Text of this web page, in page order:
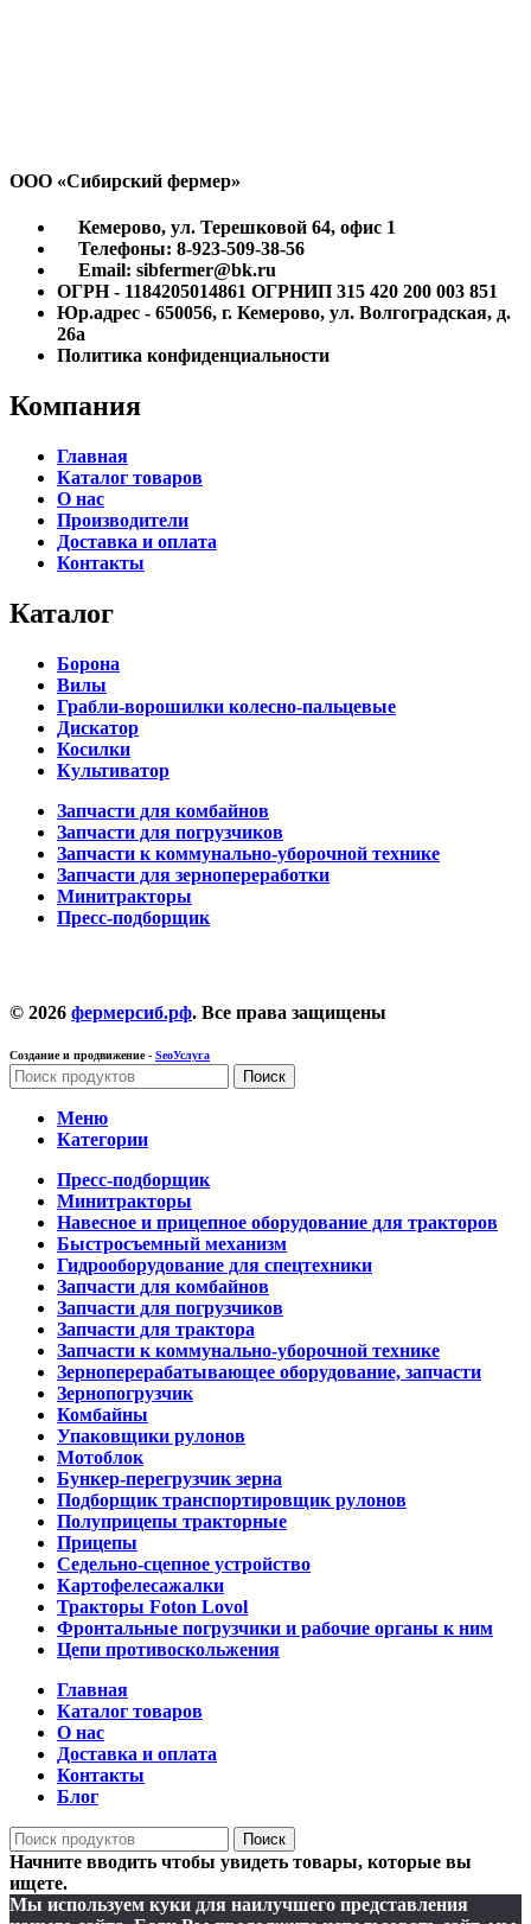
ООО «Сибирский фермер»
Кемерово, ул. Терешковой 64, офис 1
Телефоны: 8-923-509-38-56
Email: sibfermer@bk.ru
ОГРН - 1184205014861 ОГРНИП 315 420 200 003 851
Юр.адрес - 650056, г. Кемерово, ул. Волгоградская, д.
26а
Политика конфиденциальности
Компания
Главная
Каталог товаров
О нас
Производители
Доставка и оплата
Контакты
Каталог
Борона
Вилы
Грабли-ворошилки колесно-пальцевые
Дискатор
Косилки
Культиватор
Запчасти для комбайнов
Запчасти для погрузчиков
Запчасти к коммунально-уборочной технике
Запчасти для зернопереработки
Минитракторы
Пресс-подборщик
© 2026 фермерсиб.рф. Все права защищены
Создание и продвижение - SeoУслуга
Поиск
Меню
Категории
Пресс-подборщик
Минитракторы
Навесное и прицепное оборудование для тракторов
Быстросъемный механизм
Гидрооборудование для спецтехники
Запчасти для комбайнов
Запчасти для погрузчиков
Запчасти для трактора
Запчасти к коммунально-уборочной технике
Зерноперерабатывающее оборудование, запчасти
Зернопогрузчик
Комбайны
Упаковщики рулонов
Мотоблок
Бункер-перегрузчик зерна
Подборщик транспортировщик рулонов
Полуприцепы тракторные
Прицепы
Седельно-сцепное устройство
Картофелесажалки
Тракторы Foton Lovol
Фронтальные погрузчики и рабочие органы к ним
Цепи противоскольжения
Главная
Каталог товаров
О нас
Доставка и оплата
Контакты
Блог
Поиск
Начните вводить чтобы увидеть товары, которые вы
ищете.
Мы используем куки для наилучшего представления